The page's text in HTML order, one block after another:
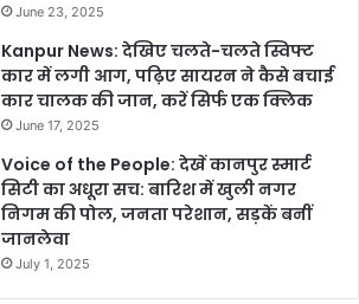
June 23, 2025
Kanpur News: देखिए चलते-चलते स्विफ्ट
कार में लगी आग, पढ़िए सायरन ने कैसे बचाई
कार चालक की जान, करें सिर्फ एक क्लिक
June 17, 2025
Voice of the People: देखें कानपुर स्मार्ट
सिटी का अधूरा सच: बारिश में खुली नगर
निगम की पोल, जनता परेशान, सड़कें बनीं
जानलेवा
July 1, 2025